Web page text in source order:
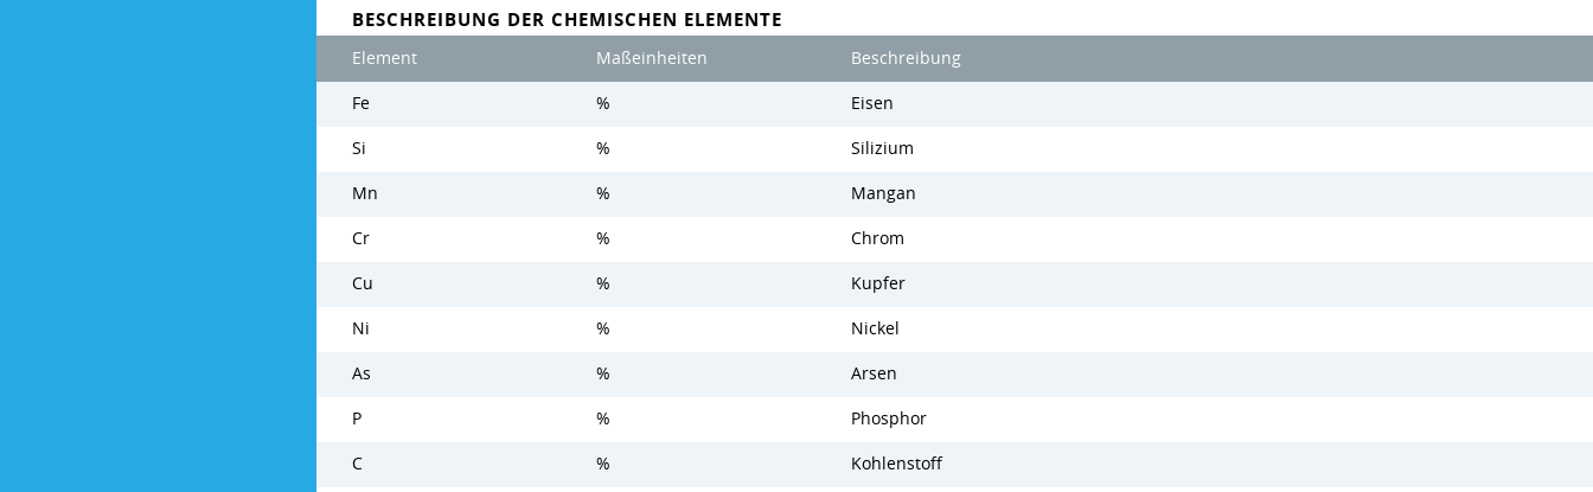
BESCHREIBUNG DER CHEMISCHEN ELEMENTE
Element Maßeinheiten Beschreibung
Fe % Eisen
Si % Silizium
Mn % Mangan
Cr % Chrom
Cu % Kupfer
Ni % Nickel
As % Arsen
P % Phosphor
C % Kohlenstoff